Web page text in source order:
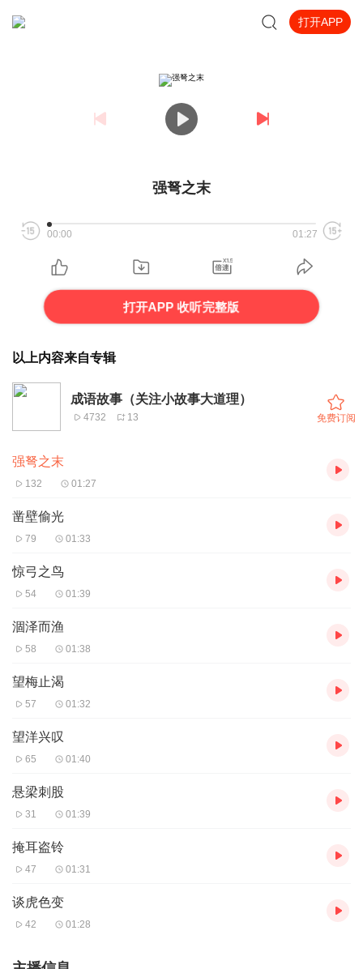
打开APP
强弩之末
00:00 01:27
打开APP 收听完整版
以上内容来自专辑
成语故事（关注小故事大道理）
4732 13 免费订阅
强弩之末
132 01:27
凿壁偷光
79 01:33
惊弓之鸟
54 01:39
涸泽而渔
58 01:38
望梅止渴
57 01:32
望洋兴叹
65 01:40
悬梁刺股
31 01:39
掩耳盗铃
47 01:31
谈虎色变
42 01:28